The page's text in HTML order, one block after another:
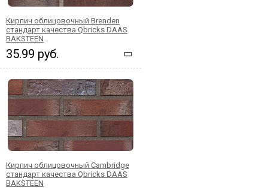
Кирпич облицовочный Brenden
стандарт качества Qbricks DAAS
BAKSTEEN
35.99 руб.
Кирпич облицовочный Cambridge
стандарт качества Qbricks DAAS
BAKSTEEN